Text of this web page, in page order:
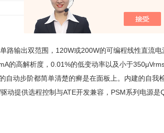
PSM-6003
路输出双范围，120W或200W的可编程线性直流
的高解析度，0.01%的低变动率以及小于
自动步阶都简单清楚的癣是在面板上。内建的自
动提供选程控制与ATE开发兼容，PSM系列电源是